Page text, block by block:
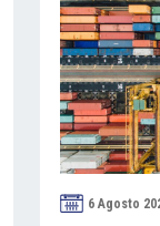
6 Agosto